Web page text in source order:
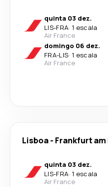
quinta 03 dez.
LIS-FRA· 1 escala
Air France
domingo 06 dez.
FRA-LIS· 1 escala
Air France
Lisboa- Frankfurt am
quinta 03 dez.
LIS-FRA· 1 escala
Air France